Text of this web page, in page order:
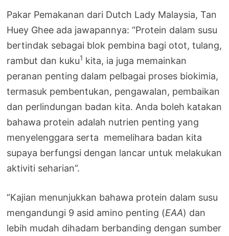
Pakar Pemakanan dari Dutch Lady Malaysia, Tan
Huey Ghee ada jawapannya: “Protein dalam susu
bertindak sebagai blok pembina bagi otot, tulang,
rambut dan kuku1 kita, ia juga memainkan
peranan penting dalam pelbagai proses biokimia,
termasuk pembentukan, pengawalan, pembaikan
dan perlindungan badan kita. Anda boleh katakan
bahawa protein adalah nutrien penting yang
menyelenggara serta memelihara badan kita
supaya berfungsi dengan lancar untuk melakukan
aktiviti seharian”.
“Kajian menunjukkan bahawa protein dalam susu
mengandungi 9 asid amino penting (EAA) dan
lebih mudah dihadam berbanding dengan sumber